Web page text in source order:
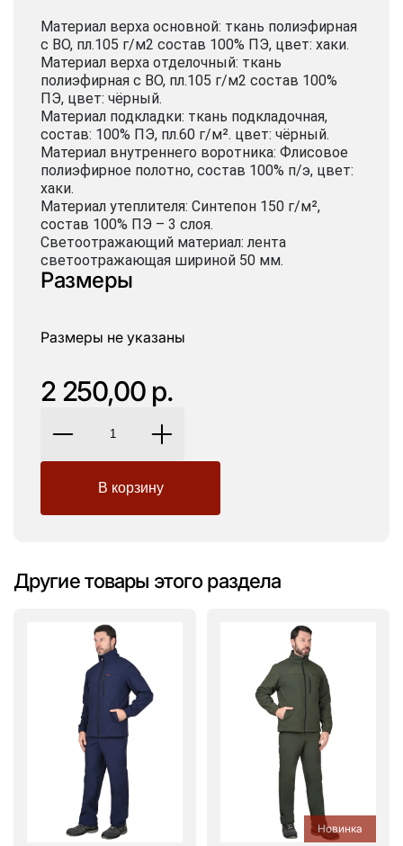
Материал верха основной: ткань полиэфирная
с ВО, пл.105 г/м2 состав 100% ПЭ, цвет: хаки.
Материал верха отделочный: ткань
полиэфирная с ВО, пл.105 г/м2 состав 100%
ПЭ, цвет: чёрный.
Материал подкладки: ткань подкладочная,
состав: 100% ПЭ, пл.60 г/м². цвет: чёрный.
Материал внутреннего воротника: Флисовое
полиэфирное полотно, состав 100% п/э, цвет:
хаки.
Материал утеплителя: Синтепон 150 г/м²,
состав 100% ПЭ – 3 слоя.
Светоотражающий материал: лента
светоотражающая шириной 50 мм.
Размеры
Размеры не указаны
2 250,00 р.
Другие товары этого раздела
Новинка